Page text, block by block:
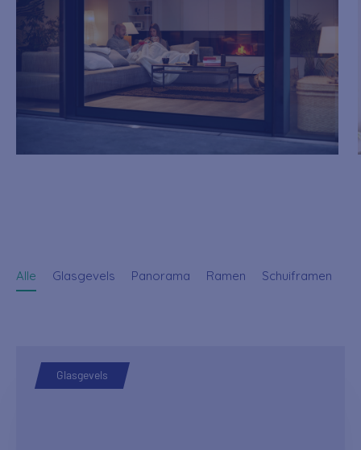
Alle Glasgevels Panorama Ramen Schuiframen
Glasgevels